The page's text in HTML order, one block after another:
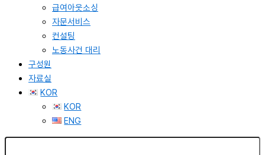
급여아웃소싱
자문서비스
컨설팅
노동사건 대리
구성원
자료실
KOR
KOR
ENG